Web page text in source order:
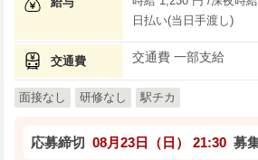
日払い(当日手渡し)
交通費 交通費 一部支給
面接なし 研修なし 駅チカ
応募締切 08月23日（日） 21:30 募